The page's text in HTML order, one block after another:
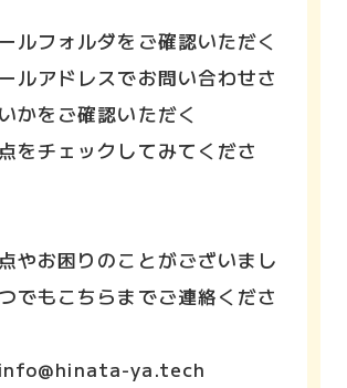
ルフォルダをご確認いただく
ルアドレスでお問い合わせさ
かをご確認いただく
をチェックしてみてくださ
やお困りのことがございまし
でもこちらまでご連絡くださ
info@hinata-ya.tech